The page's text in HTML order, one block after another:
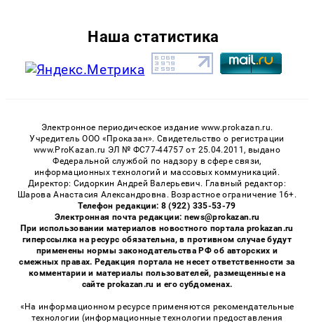
Наша статистика
Электронное периодическое издание www.prokazan.ru.
Учредитель ООО «Проказан». Cвидетельство о регистрации
www.ProKazan.ru ЭЛ № ФС77-44757 от 25.04.2011, выдано
Федеральной службой по надзору в сфере связи,
информационных технологий и массовых коммуникаций.
Директор: Сидоркин Андрей Валерьевич. Главный редактор:
Шарова Анастасия Александровна. Возрастное ограничение 16+.
Телефон редакции: 8 (922) 335-53-79
Электронная почта редакции: news@prokazan.ru
При использовании материалов новостного портала prokazan.ru
гиперссылка на ресурс обязательна, в противном случае будут
применены нормы законодательства РФ об авторских и
смежных правах. Редакция портала не несет ответственности за
комментарии и материалы пользователей, размещенные на
сайте prokazan.ru и его субдоменах.
«На информационном ресурсе применяются рекомендательные
технологии (информационные технологии предоставления